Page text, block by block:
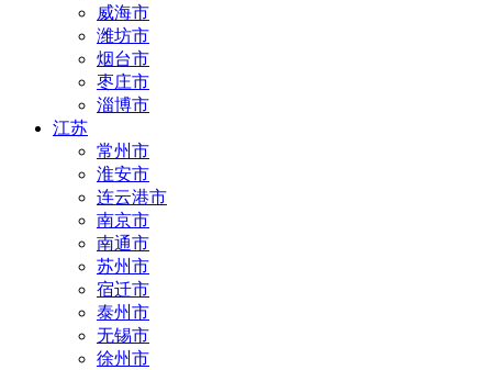
威海市
潍坊市
烟台市
枣庄市
淄博市
江苏
常州市
淮安市
连云港市
南京市
南通市
苏州市
宿迁市
泰州市
无锡市
徐州市